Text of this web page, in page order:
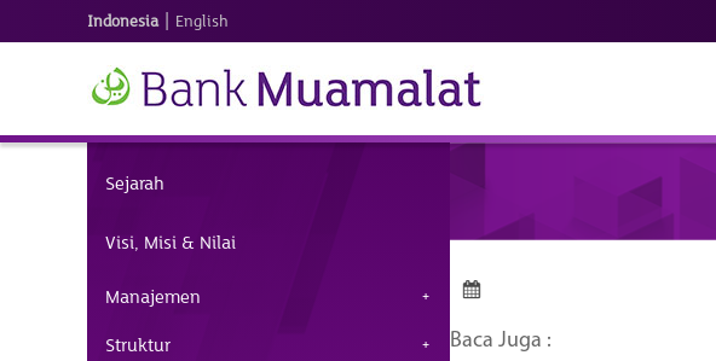
Indonesia | English
Sejarah
Visi, Misi & Nilai
Manajemen
Struktur Baca Juga :